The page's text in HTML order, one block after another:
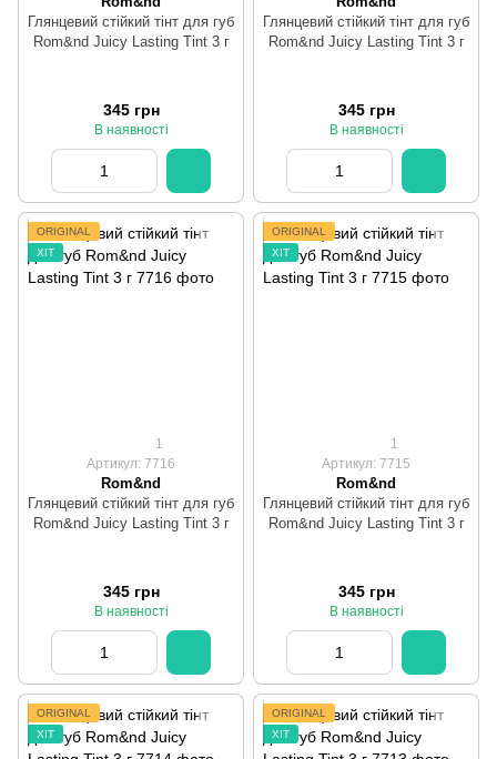
Глянцевий стійкий тінт для губ
Rom&nd Juicy Lasting Tint 3 г
345 грн
В наявності
Глянцевий стійкий тінт для губ
Rom&nd Juicy Lasting Tint 3 г
345 грн
В наявності
ORIGINAL
ХІТ
1
Артикул: 7716
Rom&nd
Глянцевий стійкий тінт для губ
Rom&nd Juicy Lasting Tint 3 г
345 грн
В наявності
ORIGINAL
ХІТ
1
Артикул: 7715
Rom&nd
Глянцевий стійкий тінт для губ
Rom&nd Juicy Lasting Tint 3 г
345 грн
В наявності
ORIGINAL
ХІТ
ORIGINAL
ХІТ